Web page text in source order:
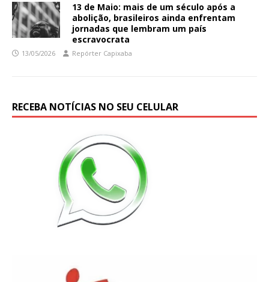
13 de Maio: mais de um século após a
abolição, brasileiros ainda enfrentam
jornadas que lembram um país
escravocrata
13/05/2026 Repórter Capixaba
RECEBA NOTÍCIAS NO SEU CELULAR